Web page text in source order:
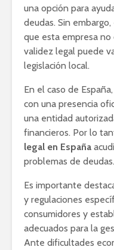
una opción para
deudas. Sin
que esta empresa
validez legal puede
legislación local.
En el caso de
con una presencia
una entidad
financieros. Por lo
legal en España
problemas de deudas.
Es importante
y regulaciones
consumidores y
adecuados para la
Ante dificultades